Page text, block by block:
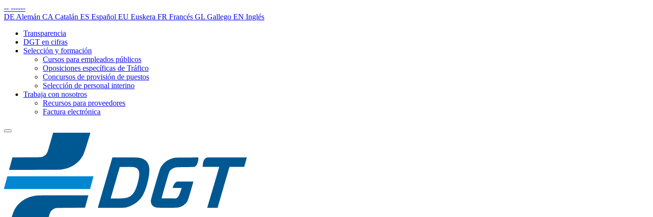
-- ------
DE Alemán CA Catalán ES Español EU Euskera FR Francés GL Gallego EN Inglés
Transparencia
DGT en cifras
Selección y formación
Cursos para empleados públicos
Oposiciones específicas de Tráfico
Concursos de provisión de puestos
Selección de personal interino
Trabaja con nosotros
Recursos para proveedores
Factura electrónica